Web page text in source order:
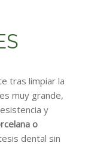
tras limpiar la
muy grande,
y
o
dental sin